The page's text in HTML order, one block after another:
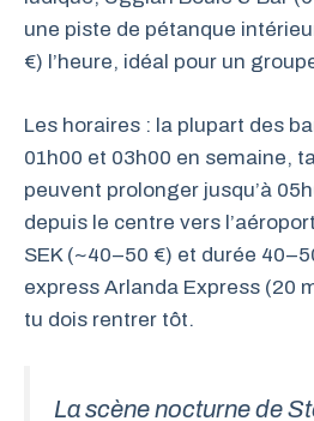
une piste de pétanque
€) l’heure, idéal pour un
Les horaires : la plupart des
01h00 et 03h00 en semaine,
peuvent prolonger jusqu’à
depuis le centre vers
SEK (~40–50 €) et durée
express Arlanda Express (20
tu dois rentrer tôt.
La scène nocturne de